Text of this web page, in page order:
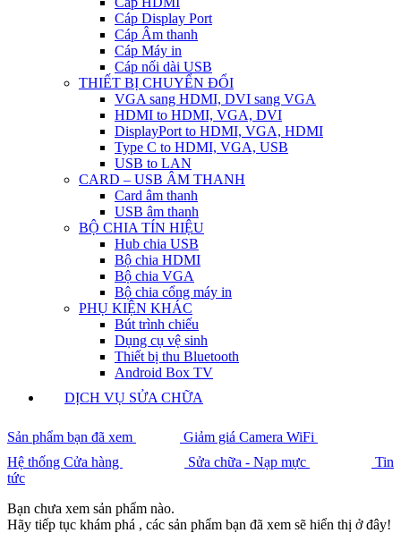
Cáp Display Port
Cáp Âm thanh
Cáp Máy in
Cáp nối dài USB
THIẾT BỊ CHUYỂN ĐỔI
VGA sang HDMI, DVI sang VGA
HDMI to HDMI, VGA, DVI
DisplayPort to HDMI, VGA, HDMI
Type C to HDMI, VGA, USB
USB to LAN
CARD – USB ÂM THANH
Card âm thanh
USB âm thanh
BỘ CHIA TÍN HIỆU
Hub chia USB
Bộ chia HDMI
Bộ chia VGA
Bộ chia cổng máy in
PHỤ KIỆN KHÁC
Bút trình chiếu
Dụng cụ vệ sinh
Thiết bị thu Bluetooth
Android Box TV
DỊCH VỤ SỬA CHỮA
Sản phẩm bạn đã xem
Giảm giá Camera WiFi
Hệ thống Cửa hàng
Sửa chữa - Nạp mực
Tin
tức
Bạn chưa xem sản phẩm nào.
Hãy tiếp tục khám phá , các sản phẩm bạn đã xem sẽ hiển thị ở đây!